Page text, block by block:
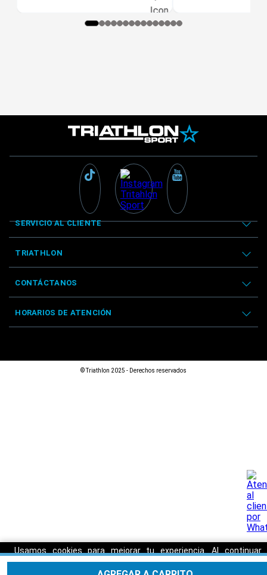
Usamos cookies para mejorar tu experiencia. Al continuar
navegando, aceptas nuestraPolítica de privacidad.
SERVICIO AL CLIENTE
TRIATHLON
CONTÁCTANOS
HORARIOS DE ATENCIÓN
© Triathlon 2025 - Derechos reservados